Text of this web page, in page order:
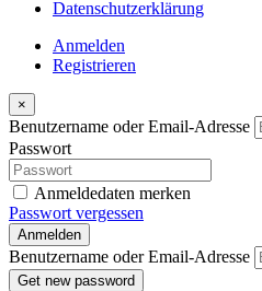
Datenschutzerklärung
Anmelden
Registrieren
×
Benutzername oder Email-Adresse
Passwort
Anmeldedaten merken
Passwort vergessen
Anmelden
Benutzername oder Email-Adresse
Get new password